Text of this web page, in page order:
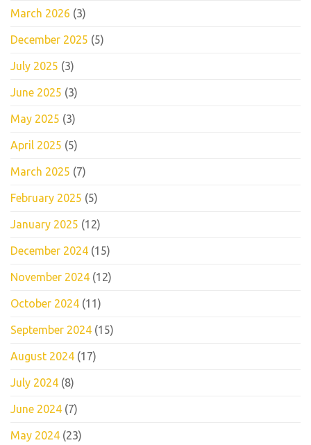
March 2026 (3)
December 2025 (5)
July 2025 (3)
June 2025 (3)
May 2025 (3)
April 2025 (5)
March 2025 (7)
February 2025 (5)
January 2025 (12)
December 2024 (15)
November 2024 (12)
October 2024 (11)
September 2024 (15)
August 2024 (17)
July 2024 (8)
June 2024 (7)
May 2024 (23)